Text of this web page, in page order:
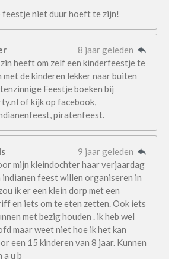
feestje niet duur hoeft te zijn!
8 jaar geleden
heeft om zelf een kinderfeestje te
de kinderen lekker naar buiten
Feestje boeken bij
of kijk op facebook,
piratenfeest.
9 jaar geleden
mijn kleindochter haar verjaardag
indianen feest willen organiseren in
ik er een klein dorp met een
en iets om te eten zetten. Ook iets
met bezig houden . ik heb wel
maar weet niet hoe ik het kan
een 15 kinderen van 8 jaar. Kunnen
a u b